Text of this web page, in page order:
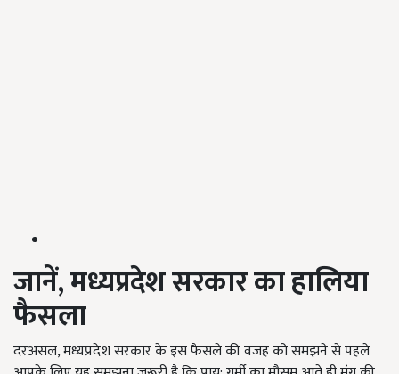
जानें,मध्यप्रदेश सरकार काहालिया
फैसला
दरअसल, मध्यप्रदेश सरकार के इस फैसले की वजह को समझने से पहले